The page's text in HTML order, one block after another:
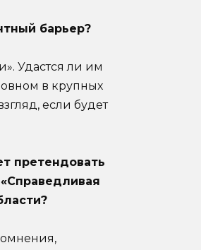
барьер?
Удастся ли им
в крупных
если будет
претендовать